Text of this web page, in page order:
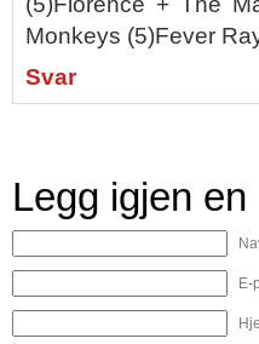
Monkeys (5)Fever
Svar
Legg igjen
E-